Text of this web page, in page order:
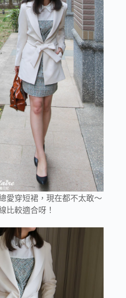
愛穿短裙，現在都不太敢～
比較適合呀！